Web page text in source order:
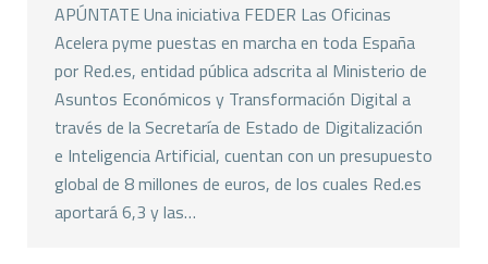
APÚNTATE Una iniciativa FEDER Las Oficinas
Acelera pyme puestas en marcha en toda España
por Red.es, entidad pública adscrita al Ministerio de
Asuntos Económicos y Transformación Digital a
través de la Secretaría de Estado de Digitalización
e Inteligencia Artificial, cuentan con un presupuesto
global de 8 millones de euros, de los cuales Red.es
aportará 6,3 y las…